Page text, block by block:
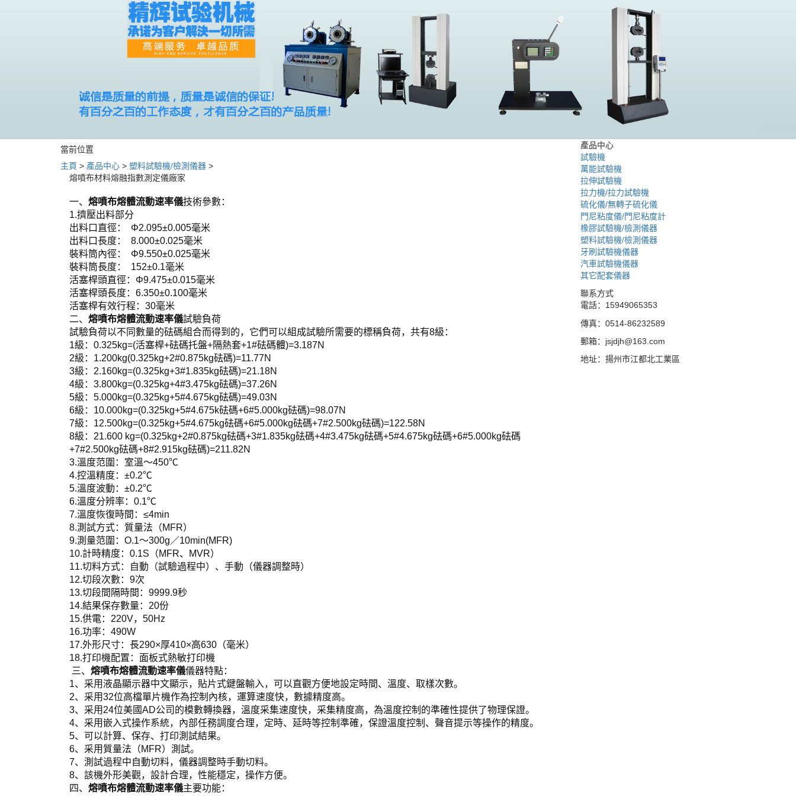
當前位置
主頁 > 產品中心 > 塑料試驗機/檢測儀器 >
熔噴布材料熔融指數測定儀廠家
一、 熔噴布熔體流動速率儀技術參數：
1.擠壓出料部分
出料口直徑： Φ2.095±0.005毫米
出料口長度： 8.000±0.025毫米
裝料筒內徑： Φ9.550±0.025毫米
裝料筒長度： 152±0.1毫米
活塞桿頭直徑：Φ9.475±0.015毫米
活塞桿頭長度：6.350±0.100毫米
活塞桿有效行程：30毫米
二、 熔噴布熔體流動速率儀試驗負荷
試驗負荷以不同數量的砝碼組合而得到的，它們可以組成試驗所需要的標稱負荷，共有8級：
1級：0.325kg=(活塞桿+砝碼托盤+隔熱套+1#砝碼體)=3.187N
2級：1.200kg(0.325kg+2#0.875kg砝碼)=11.77N
3級：2.160kg=(0.325kg+3#1.835kg砝碼)=21.18N
4級：3.800kg=(0.325kg+4#3.475kg砝碼)=37.26N
5級：5.000kg=(0.325kg+5#4.675kg砝碼)=49.03N
6級：10.000kg=(0.325kg+5#4.675k砝碼+6#5.000kg砝碼)=98.07N
7級：12.500kg=(0.325kg+5#4.675kg砝碼+6#5.000kg砝碼+7#2.500kg砝碼)=122.58N
8級：21.600 kg=(0.325kg+2#0.875kg砝碼+3#1.835kg砝碼+4#3.475kg砝碼+5#4.675kg砝碼+6#5.000kg砝碼
+7#2.500kg砝碼+8#2.915kg砝碼)=211.82N
3.溫度范圍：室溫～450℃
4.控溫精度：±0.2℃
5.溫度波動：±0.2℃
6.溫度分辨率：0.1℃
7.溫度恢復時間：≤4min
8.測試方式：質量法（MFR）
9.測量范圍：O.1～300g／10min(MFR)
10.計時精度：0.1S（MFR、MVR）
11.切料方式：自動（試驗過程中）、手動（儀器調整時）
12.切段次數：9次
13.切段間隔時間：9999.9秒
14.結果保存數量：20份
15.供電：220V，50Hz
16.功率：490W
17.外形尺寸：長290×厚410×高630（毫米）
18.打印機配置：面板式熱敏打印機
三、 熔噴布熔體流動速率儀儀器特點：
1、采用液晶顯示器中文顯示，貼片式鍵盤輸入，可以直觀方便地設定時間、溫度、取樣次數。
2、采用32位高檔單片機作為控制內核，運算速度快，數據精度高。
3、采用24位美國AD公司的模數轉換器，溫度采集速度快，采集精度高，為溫度控制的準確性提供了物理保證。
4、采用嵌入式操作系統，內部任務調度合理，定時、延時等控制準確，保證溫度控制、聲音提示等操作的精度。
5、可以計算、保存、打印測試結果。
6、采用質量法（MFR）測試。
7、測試過程中自動切料，儀器調整時手動切料。
8、該機外形美觀，設計合理，性能穩定，操作方便。
四、 熔噴布熔體流動速率儀主要功能：
產品中心
試驗機
萬能試驗機
拉伸試驗機
拉力機/拉力試驗機
硫化儀/無轉子硫化儀
門尼粘度儀/門尼粘度計
橡膠試驗機/檢測儀器
塑料試驗機/檢測儀器
牙刷試驗機儀器
汽車試驗機儀器
其它配套儀器
聯系方式
電話：15949065353
傳真：0514-86232589
郵箱：jsjdjh@163.com
地址：揚州市江都北工業區